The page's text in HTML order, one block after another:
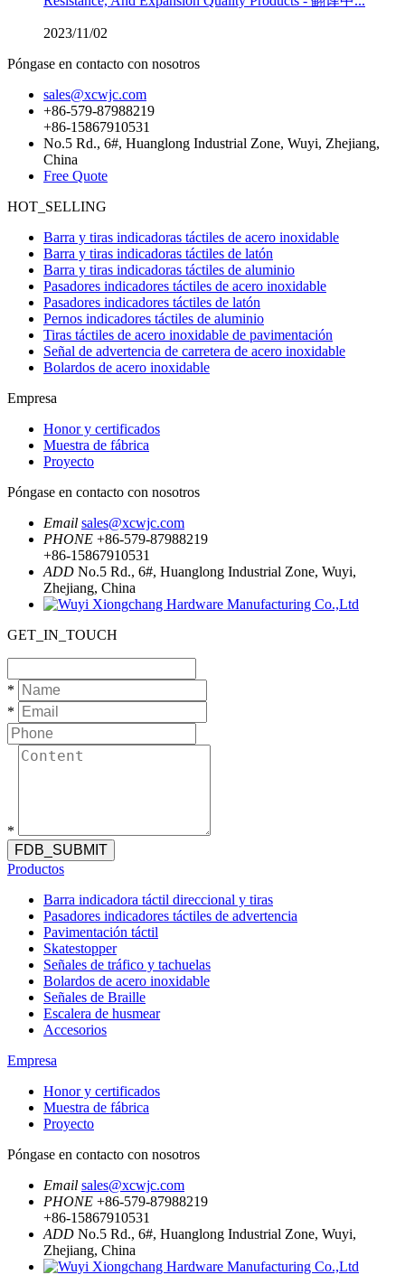
2023/11/02
Póngase en contacto con nosotros
sales@xcwjc.com
+86-579-87988219
+86-15867910531
No.5 Rd., 6#, Huanglong Industrial Zone, Wuyi, Zhejiang,
China
Free Quote
HOT_SELLING
Barra y tiras indicadoras táctiles de acero inoxidable
Barra y tiras indicadoras táctiles de latón
Barra y tiras indicadoras táctiles de aluminio
Pasadores indicadores táctiles de acero inoxidable
Pasadores indicadores táctiles de latón
Pernos indicadores táctiles de aluminio
Tiras táctiles de acero inoxidable de pavimentación
Señal de advertencia de carretera de acero inoxidable
Bolardos de acero inoxidable
Empresa
Honor y certificados
Muestra de fábrica
Proyecto
Póngase en contacto con nosotros
Email sales@xcwjc.com
PHONE +86-579-87988219
+86-15867910531
ADD No.5 Rd., 6#, Huanglong Industrial Zone, Wuyi,
Zhejiang, China
GET_IN_TOUCH
*
*
*
FDB_SUBMIT
Productos
Barra indicadora táctil direccional y tiras
Pasadores indicadores táctiles de advertencia
Pavimentación táctil
Skatestopper
Señales de tráfico y tachuelas
Bolardos de acero inoxidable
Señales de Braille
Escalera de husmear
Accesorios
Empresa
Honor y certificados
Muestra de fábrica
Proyecto
Póngase en contacto con nosotros
Email sales@xcwjc.com
PHONE +86-579-87988219
+86-15867910531
ADD No.5 Rd., 6#, Huanglong Industrial Zone, Wuyi,
Zhejiang, China